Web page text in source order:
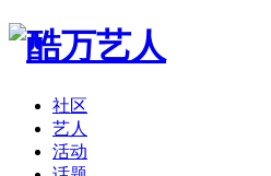
社区
艺人
活动